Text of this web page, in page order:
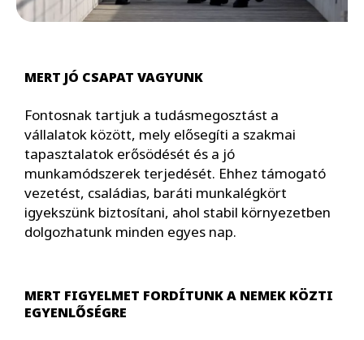
MERT JÓ CSAPAT VAGYUNK
Fontosnak tartjuk a tudásmegosztást a
vállalatok között, mely elősegíti a szakmai
tapasztalatok erősödését és a jó
munkamódszerek terjedését. Ehhez támogató
vezetést, családias, baráti munkalégkört
igyekszünk biztosítani, ahol stabil környezetben
dolgozhatunk minden egyes nap.
MERT FIGYELMET FORDÍTUNK A NEMEK KÖZTI
EGYENLŐSÉGRE